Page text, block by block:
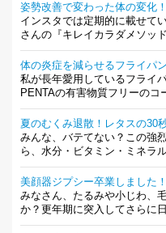
姿勢改善で変わった体の変化！
インスタでは定期的に載せて
さんの『キレイカラダメソッ
体の炎症を減らせるフライパ
私が長年愛用しているフライ
PENTAの有害物質フリーのコ
夏のむくみ退散！レタスの30
みんな、バテてない？この強
ら、水分・ビタミン・ミネラ
美顔器ジプシー卒業しました！
みなさん、たるみや小じわ、
か？更年期に突入してさらに